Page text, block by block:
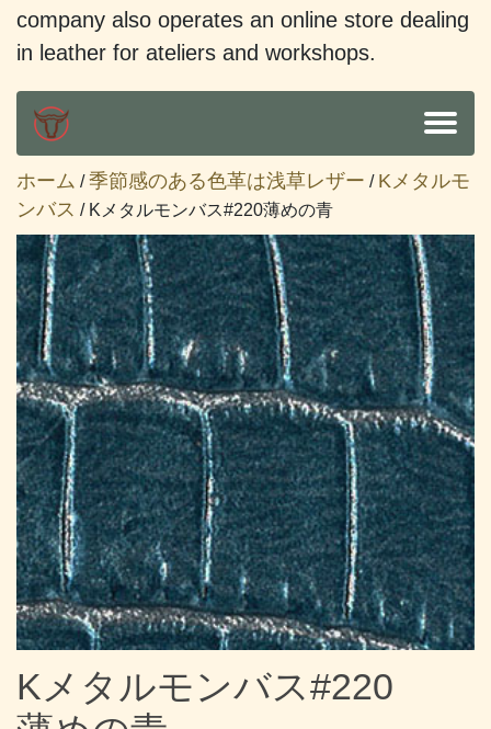
company also operates an online store dealing
in leather for ateliers and workshops.
ホーム /季節感のある色革は浅草レザー / Kメタルモ
ンバス / Kメタルモンバス#220薄めの青
Kメタルモンバス#220